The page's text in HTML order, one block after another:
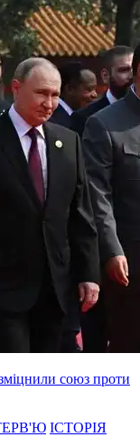
союз проти
ІСТОРІЯ